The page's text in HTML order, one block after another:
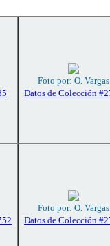
Foto por: O. Vargas
Datos de Colección
Foto por: O. Vargas
Datos de Colección